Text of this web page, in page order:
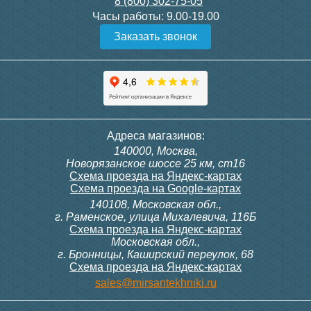
Конвектор ITT.080.200.1000
с решеткой GRILL.SGW-20-
Конвектор ITT.080.200.1000
с решеткой GRILL.SGW-20-
Конвектор ITT.080.200.900 с
решеткой GRILL.SGA-20-
Конвектор ITT.080.200.1000
с решеткой GRILL.SGA-20-
Подробнее Подробнее
3 950
11, 230В (механ.)
6 000
Часы работы: 9.00-19.00
Заказать звонок
Адреса магазинов:
140000, Москва,
Новорязанское шоссе 25 км, ст16
Схема проезда на Яндекс-картах
Схема проезда на Google-картах
140108, Московская обл.,
г. Раменское, улица Михалевича, 116Б
Схема проезда на Яндекс-картах
Московская обл.,
г. Бронницы, Каширский переулок, 68
Схема проезда на Яндекс-картах
sales@mirsantekhniki.ru